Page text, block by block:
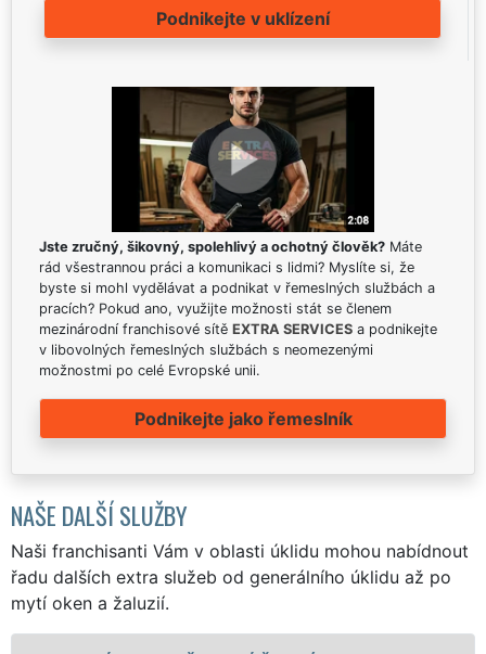
Podnikejte v uklízení
Jste zručný, šikovný, spolehlivý a ochotný člověk? Máte
rád všestrannou práci a komunikaci s lidmi? Myslíte si, že
byste si mohl vydělávat a podnikat v řemeslných službách a
pracích? Pokud ano, využijte možnosti stát se členem
mezinárodní franchisové sítě EXTRA SERVICES a podnikejte
v libovolných řemeslných službách s neomezenými
možnostmi po celé Evropské unii.
Podnikejte jako řemeslník
NAŠE DALŠÍ SLUŽBY
Naši franchisanti Vám v oblasti úklidu mohou nabídnout
řadu dalších extra služeb od generálního úklidu až po
mytí oken a žaluzií.